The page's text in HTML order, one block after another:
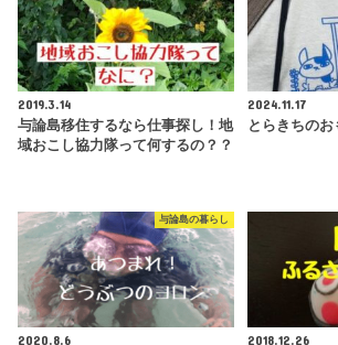
2019.3.14
与論島移住するなら仕事探し！地
域おこし協力隊って何するの？？
2024.11.17
とらきちのお
与論島の暮らし
2020.8.6 2018.12.26